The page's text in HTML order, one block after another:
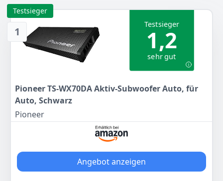
1
Testsieger
Testsieger
1,2
sehr gut
Pioneer TS-WX70DA Aktiv-Subwoofer Auto, für
Auto, Schwarz
Pioneer
Angebot anzeigen